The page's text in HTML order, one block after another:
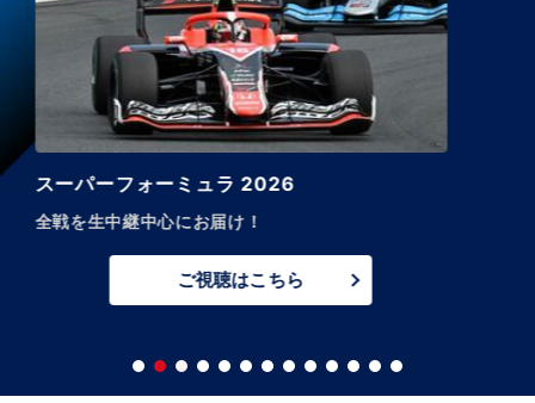
WRC世界ラリー選手権 2026
全戦放送！
さらにプレビュー、速報、レビューも放送/配信!